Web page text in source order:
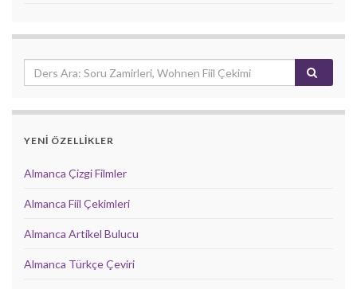
YENİ ÖZELLİKLER
Almanca Çizgi Filmler
Almanca Fiil Çekimleri
Almanca Artikel Bulucu
Almanca Türkçe Çeviri